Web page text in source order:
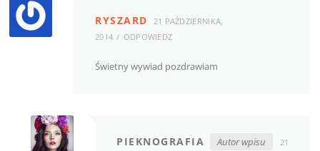
RYSZARD
21 PAŹDZIERNIKA,
2014
ODPOWIEDZ
Świetny wywiad pozdrawiam
PIEKNOGRAFIA Autor wpisu
21